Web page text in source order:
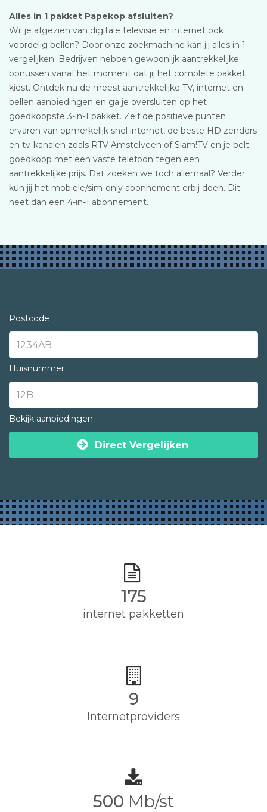
Alles in 1 pakket Papekop afsluiten?
Wil je afgezien van digitale televisie en internet ook
voordelig bellen? Door onze zoekmachine kan jij alles in 1
vergelijken. Bedrijven hebben gewoonlijk aantrekkelijke
bonussen vanaf het moment dat jij het complete pakket
kiest. Ontdek nu de meest aantrekkelijke TV, internet en
bellen aanbiedingen en ga je oversluiten op het
goedkoopste 3-in-1 pakket. Zelf de positieve punten
ervaren van opmerkelijk snel internet, de beste HD zenders
en tv-kanalen zoals RTV Amstelveen of Slam!TV en je belt
goedkoop met een vaste telefoon tegen een
aantrekkelijke prijs. Dat zoeken we toch allemaal? Verder
kun jij het mobiele/sim-only abonnement erbij doen. Dit
heet dan een 4-in-1 abonnement.
Postcode
Huisnummer
Bekijk aanbiedingen
Direct Vergelijken
175
internet pakketten
9
Internetproviders
500 Mb/st